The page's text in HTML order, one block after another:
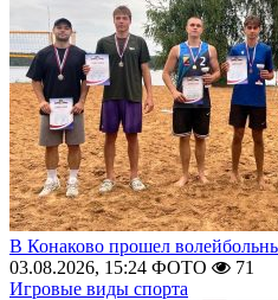
В Конаково прошел
03.08.2026, 15:24 ФОТО
71
Игровые виды спорта